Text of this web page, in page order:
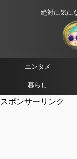
絶対に気に
エンタメ
暮らし
スポンサーリンク